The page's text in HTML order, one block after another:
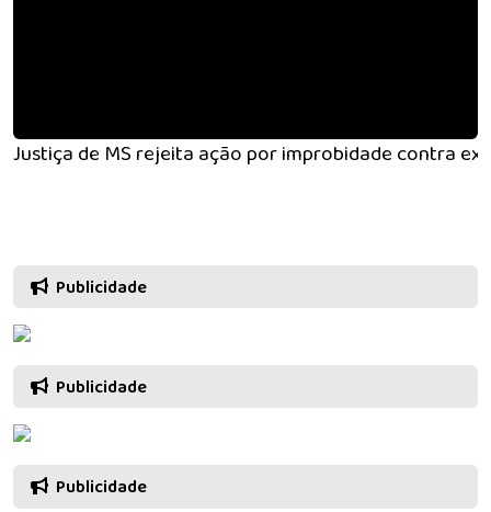
Justiça de MS rejeita ação por improbidade contra
Publicidade
Publicidade
Publicidade